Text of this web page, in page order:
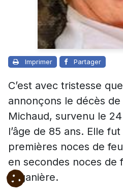
Imprimer Partager
C’est avec tristesse
annonçons le décès
Michaud, survenu le
l’âge de 85 ans. Elle
premières noces de
en secondes noces de
Laganière.